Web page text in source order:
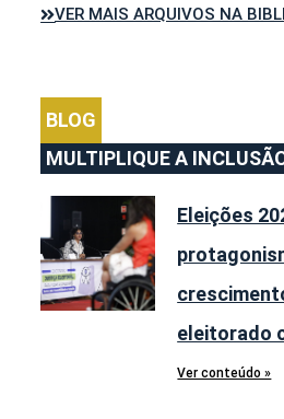
VER MAIS ARQUIVOS NA
BLOG
MULTIPLIQUE A
Eleições
eleitorado
Ver conteúdo »